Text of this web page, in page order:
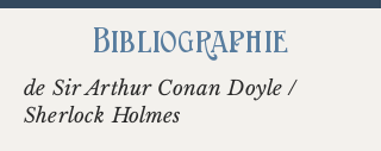
Bibliographie
de Sir Arthur Conan Doyle /
Sherlock Holmes